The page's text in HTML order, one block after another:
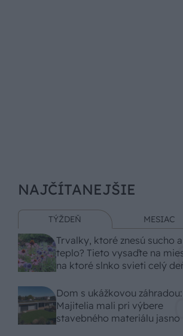
NAJČÍTANEJŠIE
TÝŽDEŇ MESIAC
Trvalky, ktoré znesú sucho a
teplo? Tieto vysaďte na
na ktoré slnko svieti celý
Dom s ukážkovou záhradou:
Majitelia mali pri výbere
stavebného materiálu jasno